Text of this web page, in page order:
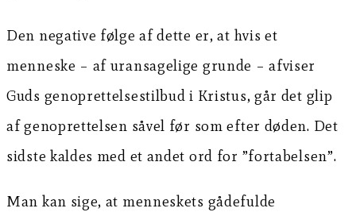
Den negative følge af dette er, at hvis et
menneske – af uransagelige grunde – afviser
Guds genoprettelsestilbud i Kristus, går det glip
af genoprettelsen såvel før som efter døden. Det
sidste kaldes med et andet ord for ”fortabelsen”.
Man kan sige, at menneskets gådefulde